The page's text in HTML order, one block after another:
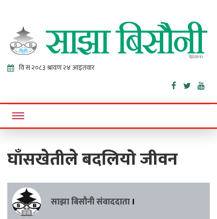
Sajha
Bisaunee
Online News Portal
घाँसखेतीले बदलियो जीवन
साझा बिसौनी संवाददाता ।